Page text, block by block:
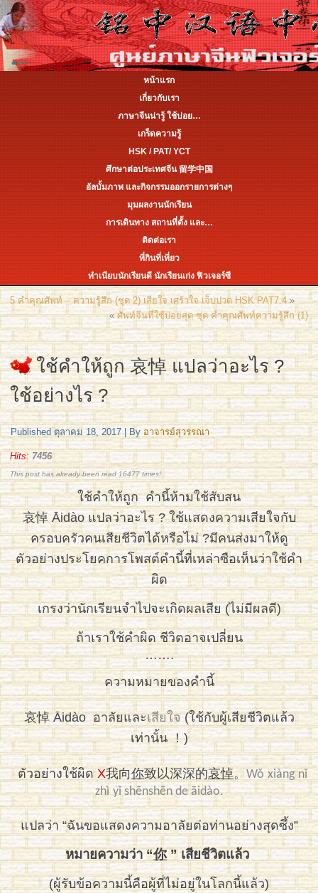
หน้าแรก
เกี่ยวกับเรา
ภาษาจีนน่ารู้ ใช้บ่อย…
เกร็ดความรู้
HSK / PAT/ YCT
ศึกษาต่อประเทศจีน 留学中国
อัลบั้มภาพ และกิจกรรมออกรายการต่างๆ
มุมผลงานนักเรียน
การเดินทาง สถานที่ตั้ง และ…
ติดต่อเรา
ที่กินที่เที่ยว
ทำเนียบนักเรียนดี นักเรียนเก่ง ฟิวเจอร์ซี
5 คำคุณศัพท์ – ความรู้สึก (ชุด 2) เสียใจ เศร้าใจ เจ็บปวด HSK PAT7.4»
« ศัพท์จีนที่ใช้บ่อยสุด ชุด คำคุณศัพท์ความรู้สึก (1)
ใช้คำให้ถูก 哀悼 แปลว่าอะไร ?
ใช้อย่างไร ?
Published ตุลาคม 18, 2017 By อาจารย์สุวรรณา
Hits: 7456
This post has already been read 16477 times!
ใช้คำให้ถูกคำนี้ห้ามใช้สับสน
哀悼 Āidào แปลว่าอะไร ?ใช้แสดงความเสียใจกับ
ครอบครัวคนเสียชีวิตได้หรือไม่ ?มีคนส่งมาให้ดู
ตัวอย่างประโยคการโพสต์คำนี้ที่เหล่าซือเห็นว่าใช้คำ
ผิด
เกรงว่านักเรียนจำไปจะเกิดผลเสีย (ไม่มีผลดี)
ถ้าเราใช้คำผิด ชีวิตอาจเปลี่ยน
…….
ความหมายของคำนี้
哀悼 Āidào อาลัยและเสียใจ(ใช้กับผู้เสียชีวิตแล้ว
เท่านั้น ！)
ตัวอย่างใช้ผิด X我向你致以深深的哀悼。 Wǒ xiàng nǐ
zhì yǐ shēnshēnde āidào.
แปลว่า “ฉันขอแสดงความอาลัยต่อท่านอย่างสุดซึ้ง”
หมายความว่า “你 ” เสียชีวิตแล้ว
(ผู้รับข้อความนี้คือผู้ที่ไม่อยู่ในโลกนี้แล้ว)